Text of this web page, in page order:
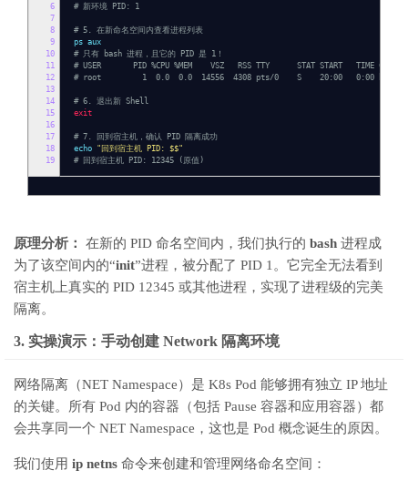
6
7
8
9
10
11
12
13
14
15
16
17
18
19
# 新环境 PID: 1
# 5. 在新命名空间内查看进程列表
ps aux
# 只有 bash 进程，且它的 PID 是 1！
# USER PID %CPU %MEM VSZ RSS TTY STAT START TIME
# root 1 0.0 0.0 14556 4308 pts/0 S 20:00 0:00 bash
# 6. 退出新 Shell
exit
# 7. 回到宿主机，确认 PID 隔离成功
echo "回到宿主机 PID: $$"
# 回到宿主机 PID: 12345 (原值)
原理分析： 在新的 PID 命名空间内，我们执行的 bash 进程成
为了该空间内的“init”进程，被分配了 PID 1。它完全无法看到
宿主机上真实的 PID 12345 或其他进程，实现了进程级的完美
隔离。
3. 实操演示：手动创建 Network 隔离环境
网络隔离（NET Namespace）是 K8s Pod 能够拥有独立 IP 地址
的关键。所有 Pod 内的容器（包括 Pause 容器和应用容器）都
会共享同一个 NET Namespace，这也是 Pod 概念诞生的原因。
我们使用 ip netns 命令来创建和管理网络命名空间：